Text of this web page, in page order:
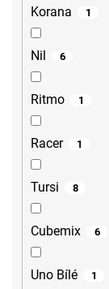
Korana 1
Nil 6
Ritmo 1
Racer 1
Tursi 8
Cubemix 6
Uno Bílé 1